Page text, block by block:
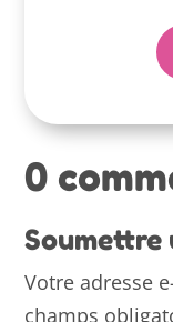
0
Soumettre
Votre adresse
champs